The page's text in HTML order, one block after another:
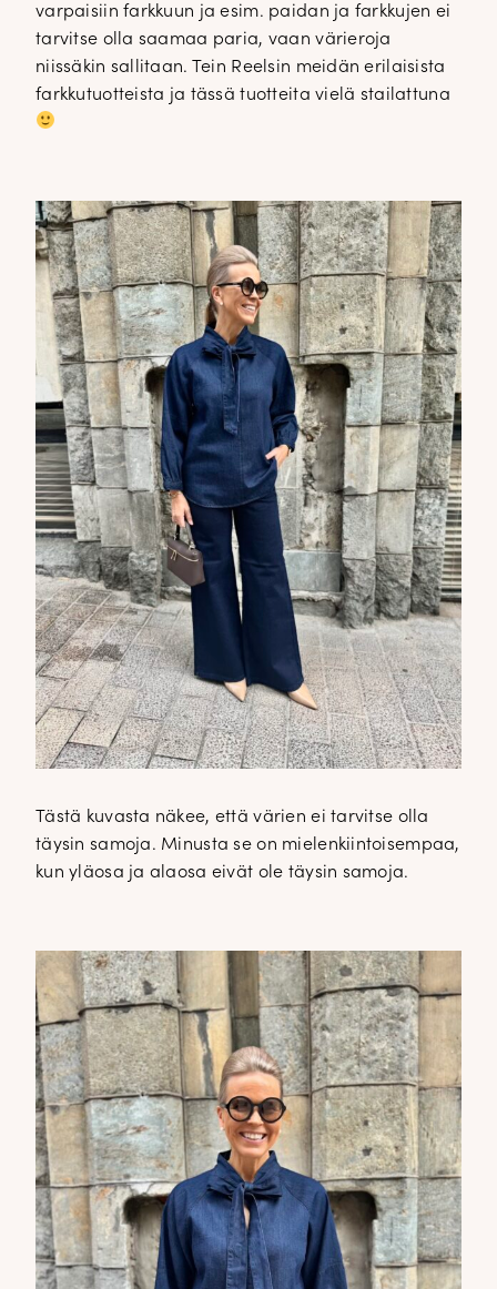
varpaisiin farkkuun ja esim. paidan ja farkkujen ei
tarvitse olla saamaa paria, vaan värieroja
niissäkin sallitaan. Tein Reelsin meidän erilaisista
farkkutuotteista ja tässä tuotteita vielä stailattuna
Tästä kuvasta näkee, että värien ei tarvitse olla
täysin samoja. Minusta se on mielenkiintoisempaa,
kun yläosa ja alaosa eivät ole täysin samoja.